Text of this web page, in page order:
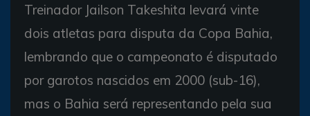
Treinador Jailson Takeshita levará vinte
dois atletas para disputa da Copa Bahia,
lembrando que o campeonato é disputado
por garotos nascidos em 2000 (sub-16),
mas o Bahia será representando pela sua